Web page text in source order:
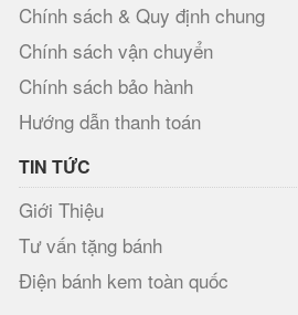
Chính sách & Quy định chung
Chính sách vận chuyển
Chính sách bảo hành
Hướng dẫn thanh toán
TIN TỨC
Giới Thiệu
Tư vấn tặng bánh
Điện bánh kem toàn quốc